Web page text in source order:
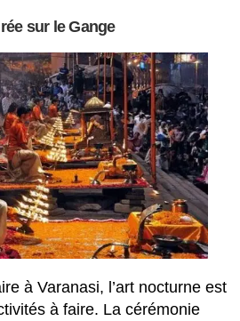
sur le Gange
à Varanasi, l’art nocturne est
à faire. La cérémonie